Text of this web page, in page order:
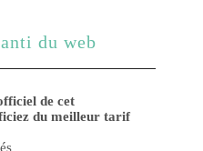
du web
de cet
du meilleur tarif